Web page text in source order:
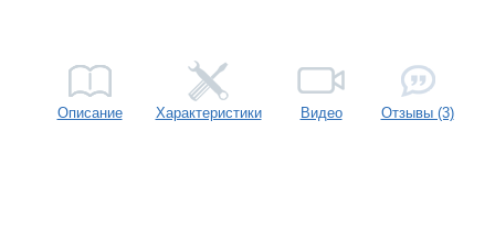
Описание Характеристики Видео Отзывы (3)